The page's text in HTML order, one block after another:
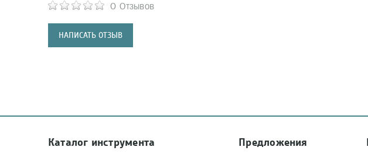
0 Отзывов
НАПИСАТЬ ОТЗЫВ
Каталог инструмента Предложения